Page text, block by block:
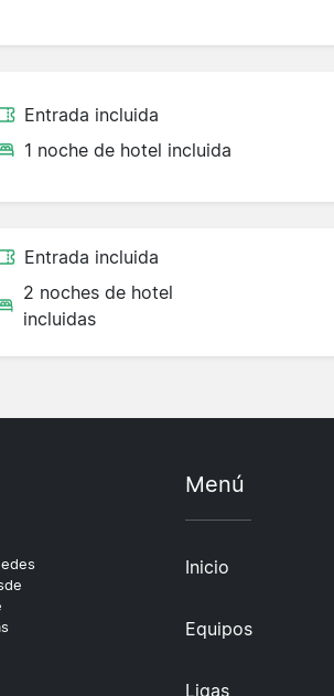
Entrada incluida
1 noche de hotel incluida
Entrada incluida
2 noches de hotel
incluidas
Menú
Inicio
Equipos
Ligas